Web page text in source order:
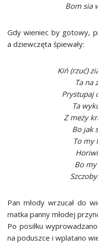
Bom sia
Gdy wieniec by gotowy,
a dziewczęta śpiewały:
Kiń (rzuć)
Ta na
Prystupaj
Ta
Z meży
Bo jak
To my
Bo my
Pan młody wrzucał do
matka panny młodej
Po posiłku
na poduszce i wplatano